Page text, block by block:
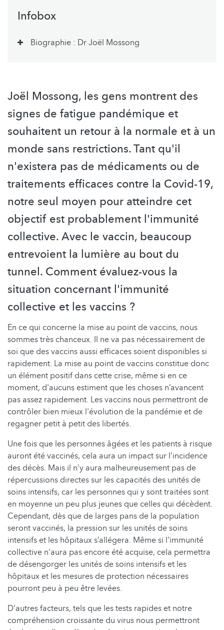
Infobox
Biographie : Dr Joël Mossong
Joël Mossong, les gens montrent des
signes de fatigue pandémique et
souhaitent un retour à la normale et à un
monde sans restrictions. Tant qu'il
n'existera pas de médicaments ou de
traitements efficaces contre la Covid-19,
notre seul moyen pour atteindre cet
objectif est probablement l'immunité
collective. Avec le vaccin, beaucoup
entrevoient la lumière au bout du
tunnel. Comment évaluez-vous la
situation concernant l'immunité
collective et les vaccins ?
En ce qui concerne la mise au point de vaccins, nous
sommes très chanceux. Il ne va pas nécessairement de
soi que des vaccins aussi efficaces soient disponibles si
rapidement. La mise au point de vaccins constitue donc
un élément positif dans cette crise, même si en ce
moment, d'aucuns estiment que les choses n’avancent
pas assez rapidement. Les vaccins nous permettront de
contrôler bien mieux l'évolution de la pandémie et de
regagner petit à petit des libertés.
Une fois que les personnes âgées et les patients à risque
auront été vaccinés, cela aura un impact sur l’incidence
des décès. Mais il n’y aura malheureusement pas de
répercussions directes sur les capacités des unités de
soins intensifs, car les personnes qui y sont traitées sont
en moyenne un peu plus jeunes que celles qui décèdent.
Cependant, dès que de larges pans de la population
seront vaccinés, la pression sur les unités de soins
intensifs et les hôpitaux s’allégera. Même si l'immunité
collective n'aura pas encore été acquise, cela permettra
de désengorger les unités de soins intensifs et les
hôpitaux et les mesures de protection nécessaires
pourront peu à peu être levées.
D'autres facteurs, tels que les tests rapides et notre
compréhension croissante du virus nous permettront